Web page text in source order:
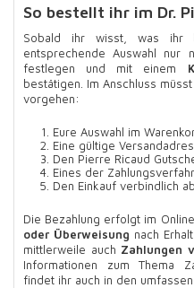
So bestellt ihr im Dr.
Sobald ihr wisst, was ihr
entsprechende Auswahl nur
festlegen und mit einem
bestätigen. Im Anschluss
vorgehen:
Eure Auswahl im
Eine gültige
Den Pierre Ricaud
Eines der
Den Einkauf verbindlich
Die Bezahlung erfolgt im
oder Überweisung nach
mittlerweile auch Zahlungen
Informationen zum Thema
findet ihr auch in den